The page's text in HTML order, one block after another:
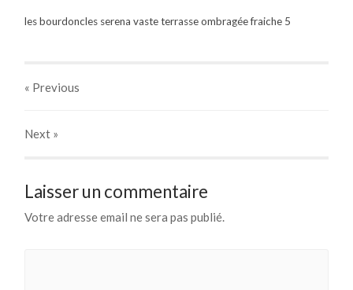
les bourdoncles serena vaste terrasse ombragée fraiche 5
« Previous
Next »
Laisser un commentaire
Votre adresse email ne sera pas publié.